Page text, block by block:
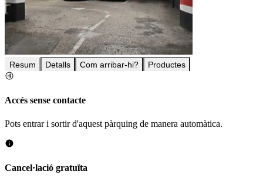
Resum Detalls Com arribar-hi? Productes
Accés sense contacte
Pots entrar i sortir d'aquest pàrquing de manera automàtica.
Cancel·lació gratuïta